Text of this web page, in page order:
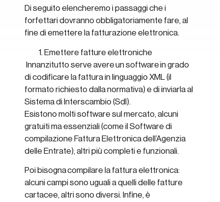
Di seguito elencheremo i passaggi che i
forfettari dovranno obbligatoriamente fare, al
fine di emettere la fatturazione elettronica.
Emettere fatture elettroniche
Innanzitutto serve avere un software in grado
di codificare la fattura in linguaggio XML (il
formato richiesto dalla normativa) e di inviarla al
Sistema di Interscambio (SdI).
Esistono molti software sul mercato, alcuni
gratuiti ma essenziali (come il Software di
compilazione Fattura Elettronica dell’Agenzia
delle Entrate), altri più completi e funzionali.
Poi bisogna compilare la fattura elettronica:
alcuni campi sono uguali a quelli delle fatture
cartacee, altri sono diversi. Infine, è